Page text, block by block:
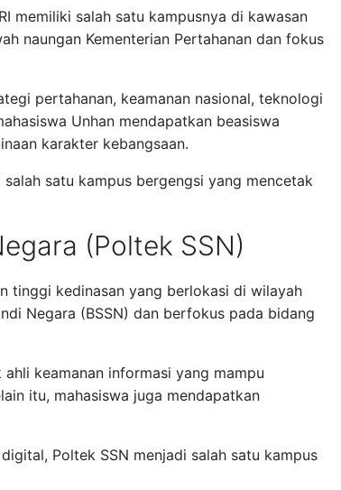
memiliki salah satu kampusnya di kawasan
naungan Kementerian Pertahanan dan fokus
pertahanan, keamanan nasional, teknologi
Unhan mendapatkan beasiswa
karakter kebangsaan.
satu kampus bergengsi yang mencetak
(Poltek SSN)
tinggi kedinasan yang berlokasi di wilayah
Negara (BSSN) dan berfokus pada bidang
keamanan informasi yang mampu
itu, mahasiswa juga mendapatkan
Poltek SSN menjadi salah satu kampus